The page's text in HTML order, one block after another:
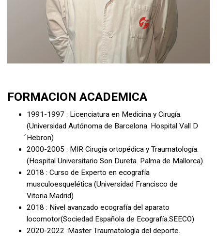
FORMACION ACADEMICA
1991-1997 : Licenciatura en Medicina y Cirugía.
(Universidad Autónoma de Barcelona. Hospital Vall D
́Hebron)
2000-2005 : MIR Cirugía ortopédica y Traumatología.
(Hospital Universitario Son Dureta. Palma de Mallorca)
2018 : Curso de Experto en ecografía
musculoesquelética (Universidad Francisco de
Vitoria.Madrid)
2018 : Nivel avanzado ecografía del aparato
locomotor(Sociedad Española de Ecografía.SEECO)
2020-2022 :Master Traumatología del deporte.